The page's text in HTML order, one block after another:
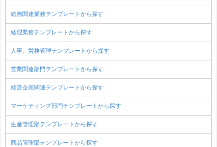
総務関連業務テンプレートから探す
経理業務テンプレートから探す
人事、労務管理テンプレートから探す
営業関連部門テンプレートから探す
経営企画関連テンプレートから探す
マーケティング部門テンプレートから探す
生産管理部テンプレートから探す
商品管理部テンプレートから探す